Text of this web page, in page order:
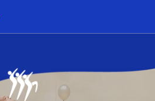
Seinäjoen Voimistelijat ry